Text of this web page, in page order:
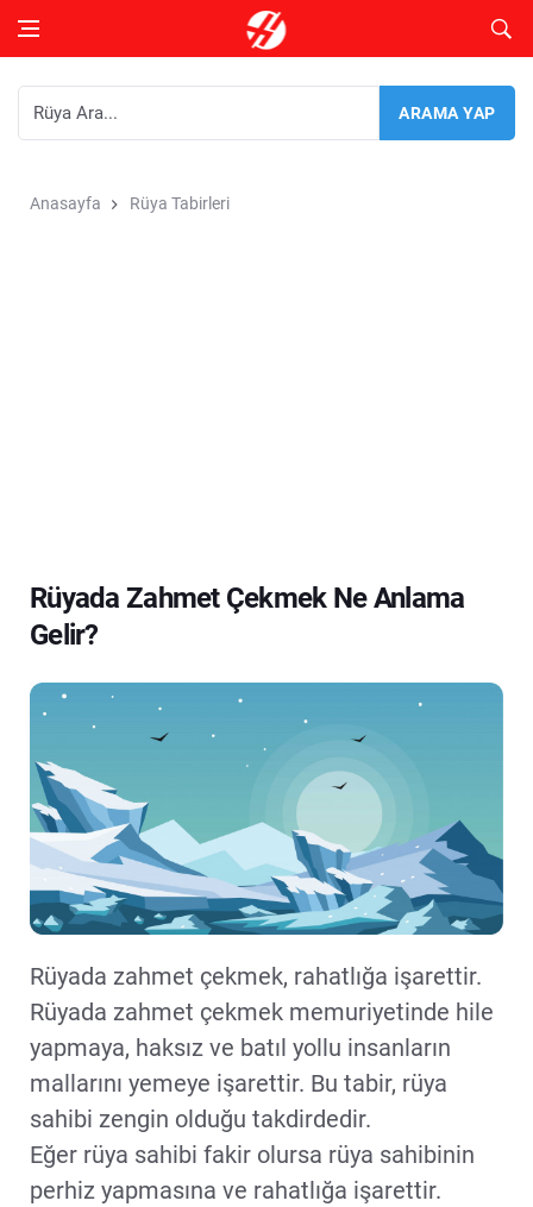
Anasayfa Rüya Tabirleri
Rüyada Zahmet Çekmek Ne Anlama
Gelir?
Rüyada zahmet çekmek, rahatlığa işarettir.
Rüyada zahmet çekmek memuriyetinde hile
yapmaya, haksız ve batıl yollu insanların
mallarını yemeye işarettir. Bu tabir, rüya
sahibi zengin olduğu takdirdedir.
Eğer rüya sahibi fakir olursa rüya sahibinin
perhiz yapmasına ve rahatlığa işarettir.